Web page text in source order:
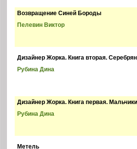
Возвращение Синей Бороды
Пелевин Виктор
Дизайнер Жорка. Книга вторая.
Рубина Дина
Дизайнер Жорка. Книга первая. Мальчики
Рубина Дина
Метель